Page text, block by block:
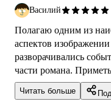
Василий
Полагаю одним из
аспектов
разворачивались
части романа.
годов и организация
поясне...
Читать больше